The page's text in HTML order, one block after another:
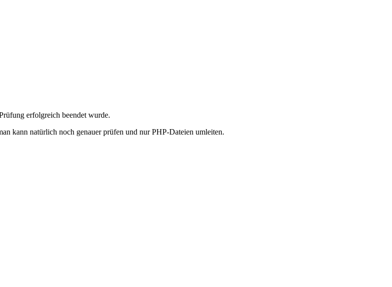
erfolgreich beendet wurde.
kann natürlich noch genauer prüfen und nur PHP-Dateien umleiten.